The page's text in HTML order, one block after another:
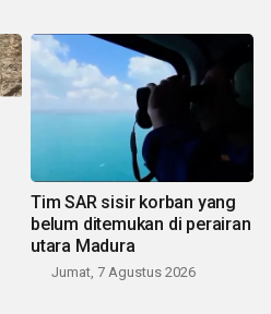
Tim SAR sisir korban yang
belum ditemukan di perairan
utara Madura
Jumat, 7 Agustus 2026